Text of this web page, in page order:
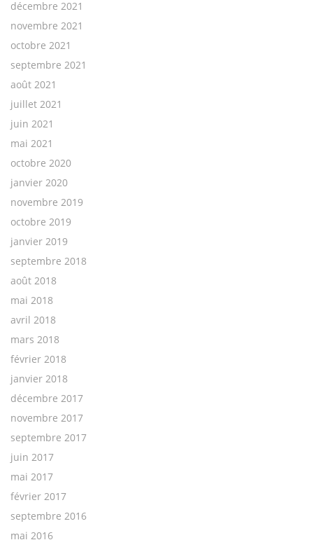
décembre 2021
novembre 2021
octobre 2021
septembre 2021
août 2021
juillet 2021
juin 2021
mai 2021
octobre 2020
janvier 2020
novembre 2019
octobre 2019
janvier 2019
septembre 2018
août 2018
mai 2018
avril 2018
mars 2018
février 2018
janvier 2018
décembre 2017
novembre 2017
septembre 2017
juin 2017
mai 2017
février 2017
septembre 2016
mai 2016